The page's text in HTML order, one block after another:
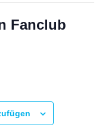
Fanclub